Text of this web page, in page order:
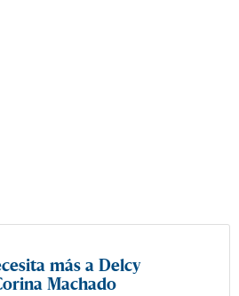
más a Delcy
Machado